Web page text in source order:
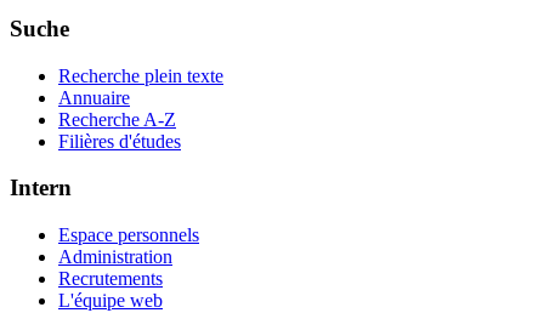
Suche
Recherche plein texte
Annuaire
Recherche A-Z
Filières d'études
Intern
Espace personnels
Administration
Recrutements
L'équipe web